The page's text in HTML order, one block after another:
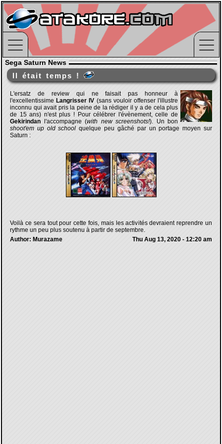
Sega Saturn News
Il était temps !
L'ersatz de review qui ne faisait pas honneur à
l'excellentissime Langrisser IV (sans vouloir offenser l'illustre
inconnu qui avait pris la peine de la rédiger il y a de cela plus
de 15 ans) n'est plus ! Pour célébrer l'évènement, celle de
Gekirindan l'accompagne (with new screenshots!). Un bon
shoot'em up old school quelque peu gâché par un portage moyen sur
Saturn :
Voilà ce sera tout pour cette fois, mais les activités devraient reprendre un
rythme un peu plus soutenu à partir de septembre.
Author: Murazame
Thu Aug 13, 2020 - 12:20 am